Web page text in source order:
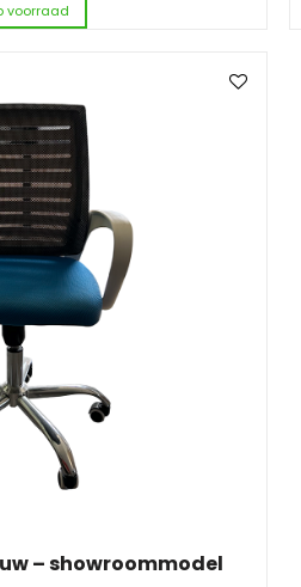
voorraad
– showroommodel